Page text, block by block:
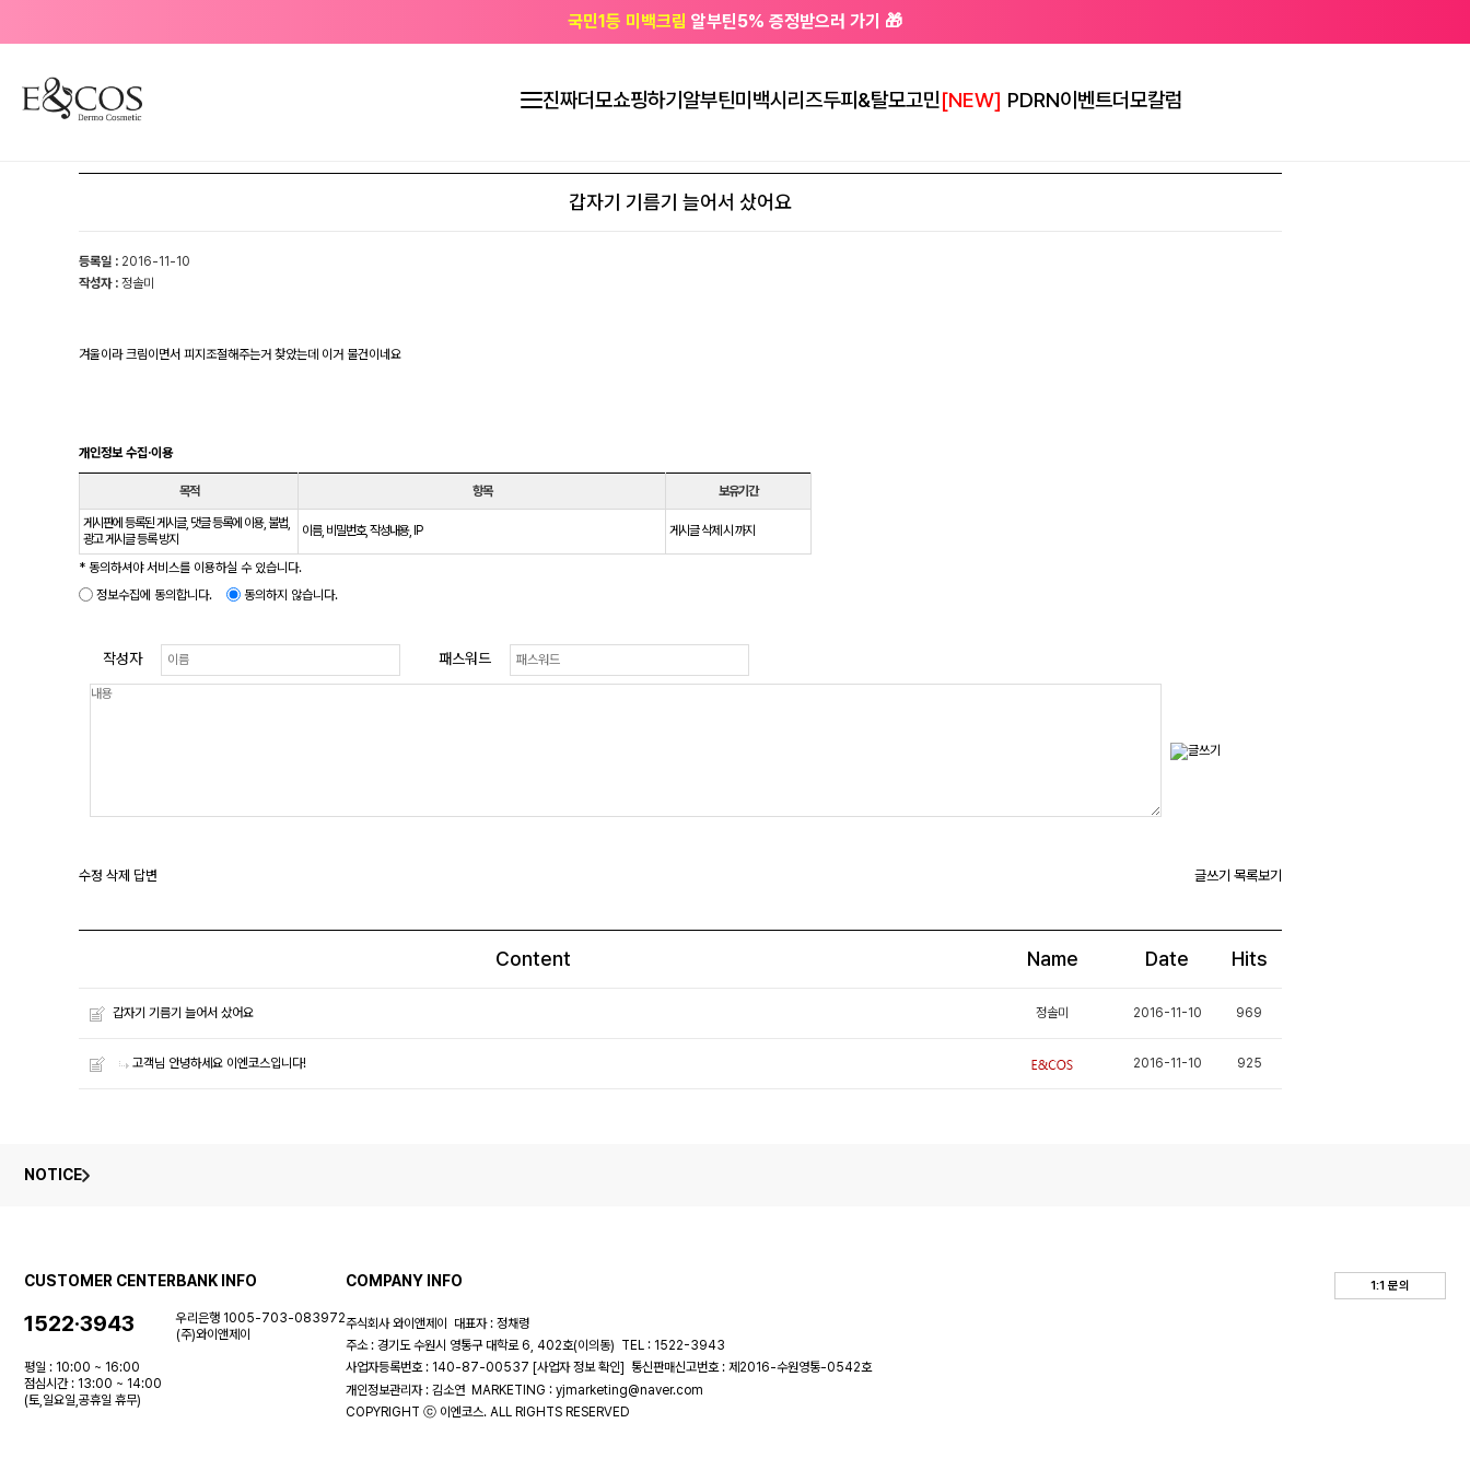
국민1등 미백크림 알부틴5% 증정받으러 가기 🎁
진짜더모쇼핑하기 알부틴미백시리즈두피&탈모고민[NEW] PDRN이벤트더모칼럼
갑자기 기름기 늘어서 샀어요
등록일 : 2016-11-10
작성자 : 정솔미
겨울이라 크림이면서 피지조절해주는거 찾았는데 이거 물건이네요
개인정보 수집·이용
목적 항목 보유기간
게시판에 등록된 게시글, 댓글 등록에 이용, 불법,
광고 게시글 등록 방지
이름, 비밀번호, 작성내용, IP 게시글 삭제 시 까지
* 동의하셔야 서비스를 이용하실 수 있습니다.
정보수집에 동의합니다.
동의하지 않습니다.
작성자 패스워드
수정 삭제 답변 글쓰기 목록보기
Content Name Date Hits
갑자기 기름기 늘어서 샀어요 정솔미 2016-11-10 969
고객님 안녕하세요 이엔코스입니다! 2016-11-10 925
NOTICE
CUSTOMER CENTER
1522·3943
평일 : 10:00 ~ 16:00
점심시간 : 13:00 ~ 14:00
(토,일요일,공휴일 휴무)
BANK INFO
우리은행 1005-703-083972
(주)와이앤제이
COMPANY INFO
주식회사 와이앤제이
대표자 : 정채령
주소 : 경기도 수원시 영통구 대학로 6, 402호(이의동) TEL : 1522-3943
사업자등록번호 : 140-87-00537 [사업자 정보 확인] 통신판매신고번호 : 제2016-수원영통-0542호
개인정보관리자 : 김소연 MARKETING : yjmarketing@naver.com
COPYRIGHT ⓒ 이엔코스. ALL RIGHTS RESERVED
1:1 문의